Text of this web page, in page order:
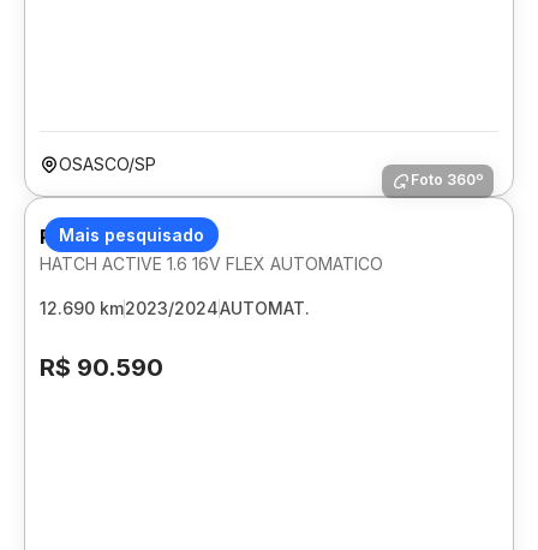
OSASCO/SP
Mais pesquisado
Foto 360º
PEUGEOT 208
HATCH ACTIVE 1.6 16V FLEX AUTOMATICO
12.690 km2023/2024AUTOMAT.
R$ 90.590